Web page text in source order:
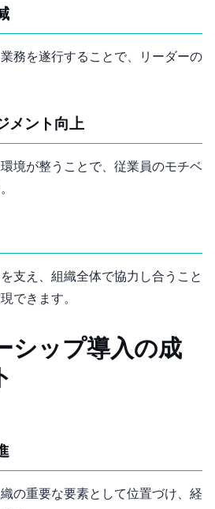
務を遂行することで、リーダーの
メント向上
境が整うことで、従業員のモチベ
支え、組織全体で協力し合うこと
できます。
シップ導入の成
の重要な要素として位置づけ、経